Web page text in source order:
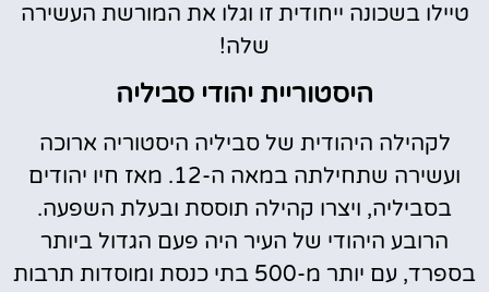
טיילו בשכונה ייחודית זו וגלו את המורשת העשירה
שלה!
היסטוריית יהודי סביליה
לקהילה היהודית של סביליה היסטוריה ארוכה
ועשירה שתחילתה במאה ה-12. מאז חיו יהודים
בסביליה, ויצרו קהילה תוססת ובעלת השפעה.
הרובע היהודי של העיר היה פעם הגדול ביותר
בספרד, עם יותר מ-500 בתי כנסת ומוסדות תרבות